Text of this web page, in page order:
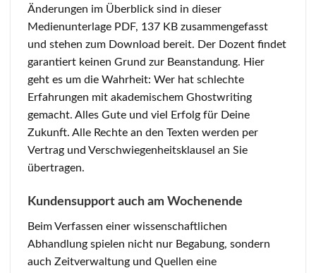
Änderungen im Überblick sind in dieser
Medienunterlage PDF, 137 KB zusammengefasst
und stehen zum Download bereit. Der Dozent findet
garantiert keinen Grund zur Beanstandung. Hier
geht es um die Wahrheit: Wer hat schlechte
Erfahrungen mit akademischem Ghostwriting
gemacht. Alles Gute und viel Erfolg für Deine
Zukunft. Alle Rechte an den Texten werden per
Vertrag und Verschwiegenheitsklausel an Sie
übertragen.
Kundensupport auch am Wochenende
Beim Verfassen einer wissenschaftlichen
Abhandlung spielen nicht nur Begabung, sondern
auch Zeitverwaltung und Quellen eine